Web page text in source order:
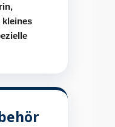
kleines